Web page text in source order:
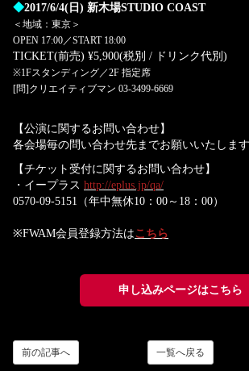
◆2017/6/4(日) 新木場STUDIO COAST
＜地域：東京＞
OPEN 17:00／START 18:00
TICKET(前売) ¥5,900(税別 / ドリンク代別)
※1Fスタンディング／2F 指定席
[問]クリエイティブマン 03-3499-6669
【公演に関するお問い合わせ】
各会場毎の問い合わせ先までお願いいたします
【チケット受付に関するお問い合わせ】
・イープラス http://eplus.jp/qa/
0570-09-5151（年中無休10：00～18：00）
※FWAM会員登録方法はこちら
申し込みページはこちら
一覧へ戻る
前の記事へ